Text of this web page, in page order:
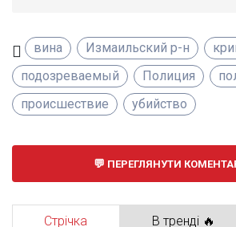
вина Измаильский р-н
подозреваемый
Полиция
происшествие
убийство
ПЕРЕГЛЯНУТИ
Стрічка В тренді 🔥